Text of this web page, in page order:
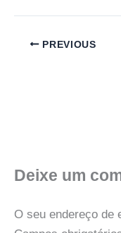
PREVIOUS
Deixe um
O seu endereço de